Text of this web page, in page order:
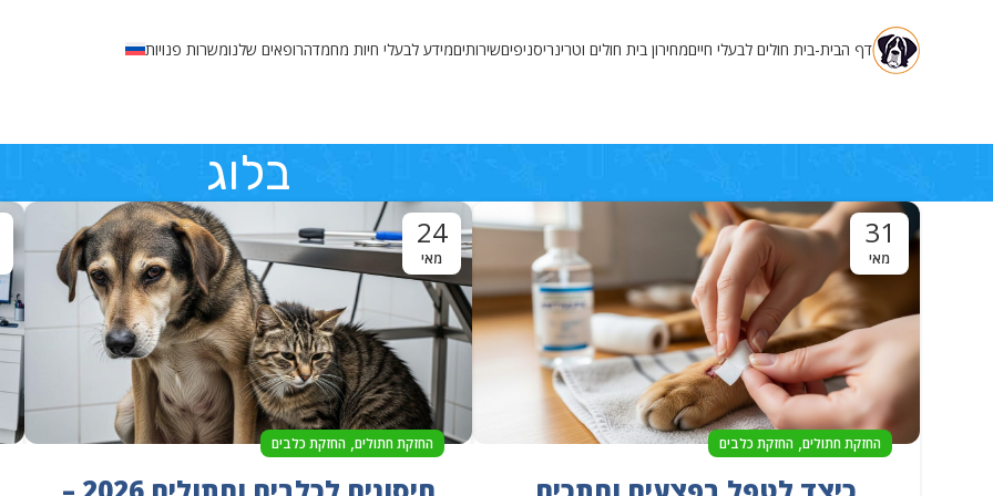
דף הבית-בית חולים לבעלי חייםמחירון בית חולים וטרינריסניפיםשירותיםמידע לבעלי חיות מחמדהרופאים שלנומשרות פנויות
בלוג
31
מאי
החזקת חתולים, החזקת כלבים
24
מאי
החזקת חתולים, החזקת כלבים